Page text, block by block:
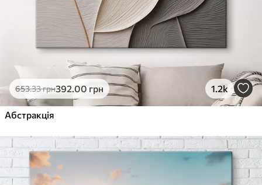
653.33грн392.00 грн 1.2k
Абстракція